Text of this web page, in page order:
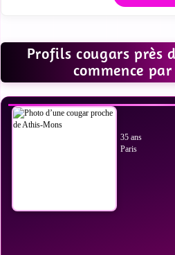
Profils cougars près
commence
VOIR LES PHOTOS
35 ans
Paris